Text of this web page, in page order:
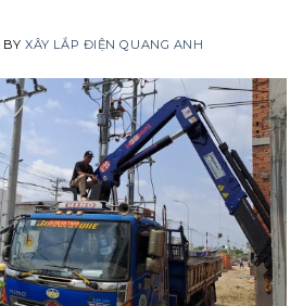
BYXÂY LẮP ĐIỆN QUANG ANH